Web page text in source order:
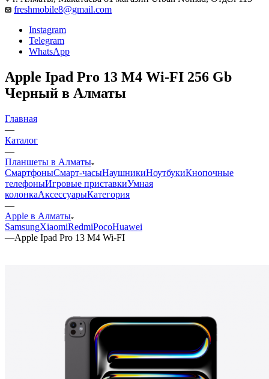
freshmobile8@gmail.com
Instagram
Telegram
WhatsApp
Apple Ipad Pro 13 M4 Wi-FI 256 Gb
Черный в Алматы
Главная
—
Каталог
—
Планшеты в Алматы
СмартфоныСмарт-часыНаушникиНоутбукиКнопочные
телефоныИгровые приставкиУмная
колонкаАксессуарыКатегория
—
Apple в Алматы
SamsungXiaomiRedmiPocoHuawei
—Apple Ipad Pro 13 M4 Wi-FI